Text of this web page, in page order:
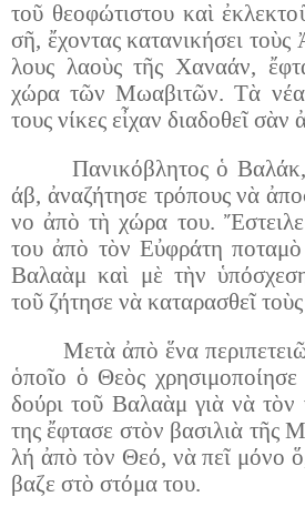
τοῦ θε­ο­φώ­τι­στου καὶ
σῆ, ἔ­χον­τας κα­τα­νι­κή­σει
λους λα­οὺς τῆς Χα­να­άν,
χώ­ρα τῶν Μω­α­βι­τῶν. Τὰ νέ­α
τους νί­κες εἶ­χαν δι­α­δο­θεῖ σὰν
Πα­νι­κό­βλη­τος ὁ
άβ, ἀ­να­ζή­τη­σε τρό­πους νὰ
νο ἀ­πὸ τὴ χώ­ρα του. Ἔ­στει­λε
του ἀ­πὸ τὸν Εὐ­φρά­τη
Βα­λα­ὰμ καὶ μὲ τὴν
τοῦ ζή­τη­σε νὰ κα­τα­ρα­σθεῖ
Με­τὰ ἀ­πὸ ἕ­να
ὁ­ποῖ­ο ὁ Θε­ὸς
δού­ρι τοῦ Βα­λα­ὰμ γιὰ νὰ
της ἔ­φτα­σε στὸν βα­σι­λιὰ
λή ἀ­πὸ τὸν Θε­ό, νὰ πεῖ μό­νο
βα­ζε στὸ στό­μα του.